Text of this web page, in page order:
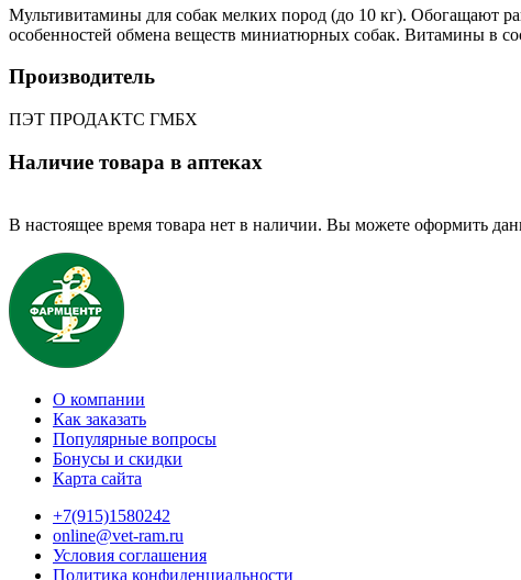
Мультивитамины для собак мелких пород (до 10 кг). Обогащают
особенностей обмена веществ миниатюрных собак. Витамины в
Производитель
ПЭТ ПРОДАКТС ГМБХ
Наличие товара в аптеках
В настоящее время товара нет в наличии. Вы можете оформить
О компании
Как заказать
Популярные вопросы
Бонусы и скидки
Карта сайта
+7(915)1580242
online@vet-ram.ru
Условия соглашения
Политика конфиденциальности